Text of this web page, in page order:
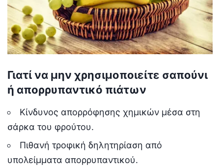
Γιατί να μην χρησιμοποιείτε σαπούνι
ή απορρυπαντικό πιάτων
Κίνδυνος απορρόφησης χημικών μέσα στη
σάρκα του φρούτου.
Πιθανή τροφική δηλητηρίαση από
υπολείμματα απορρυπαντικού.